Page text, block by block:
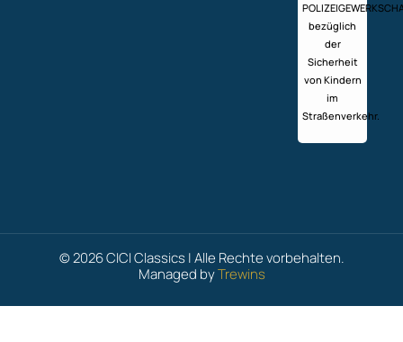
bezüglich
der
Sicherheit
von Kindern
im
Straßenverkehr.
© 2026 CICI Classics | Alle Rechte vorbehalten.
Managed byTrewins